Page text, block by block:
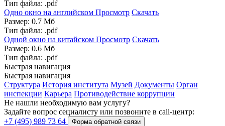
Тип файла: .pdf
Одно окно на английском Просмотр Скачать
Размер: 0.7 Мб
Тип файла: .pdf
Одной окно на китайском Просмотр Скачать
Размер: 0.6 Мб
Тип файла: .pdf
Быстрая навигация
Быстрая навигация
Структура История института Музей Документы Орган
инспекции Карьера Противодействие коррупции
Не нашли необходимую вам услугу?
Задайте вопрос сециалисту или позвоните в call-центр:
+7 (495) 989 73 64
Форма обратной связи